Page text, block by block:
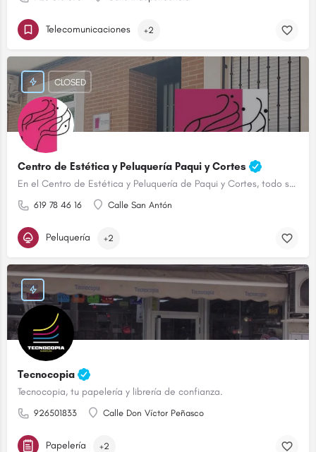
Telecomunicaciones +2
Centro de Estética y Peluquería Paqui y Cortes
En el Centro de Estética y Peluquería de Paqui y Cortes, todo son ventajas.
619 78 46 16 Calle San Antón
CLOSED
Peluquería +2
Tecnocopia
Tecnocopia, tu papelería y librería de confianza.
926501833 Calle Don Víctor Peñasco
Papelería +2